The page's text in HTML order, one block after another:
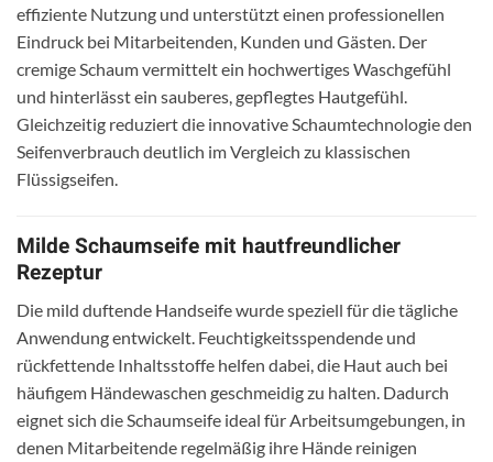
effiziente Nutzung und unterstützt einen professionellen
Eindruck bei Mitarbeitenden, Kunden und Gästen. Der
cremige Schaum vermittelt ein hochwertiges Waschgefühl
und hinterlässt ein sauberes, gepflegtes Hautgefühl.
Gleichzeitig reduziert die innovative Schaumtechnologie den
Seifenverbrauch deutlich im Vergleich zu klassischen
Flüssigseifen.
Milde Schaumseife mit hautfreundlicher
Rezeptur
Die mild duftende Handseife wurde speziell für die tägliche
Anwendung entwickelt. Feuchtigkeitsspendende und
rückfettende Inhaltsstoffe helfen dabei, die Haut auch bei
häufigem Händewaschen geschmeidig zu halten. Dadurch
eignet sich die Schaumseife ideal für Arbeitsumgebungen, in
denen Mitarbeitende regelmäßig ihre Hände reinigen